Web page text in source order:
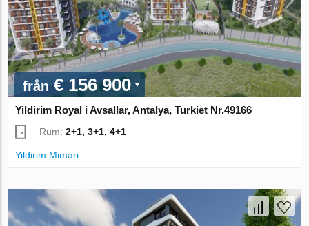
från € 156 900
Yildirim Royal i Avsallar, Antalya, Turkiet Nr.49166
Rum:2+1, 3+1, 4+1
Yildirim Mimari